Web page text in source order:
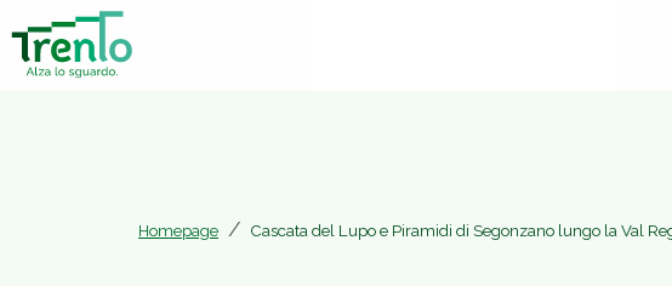
Homepage Cascata del Lupo e Piramidi di Segonzano lungo la Val